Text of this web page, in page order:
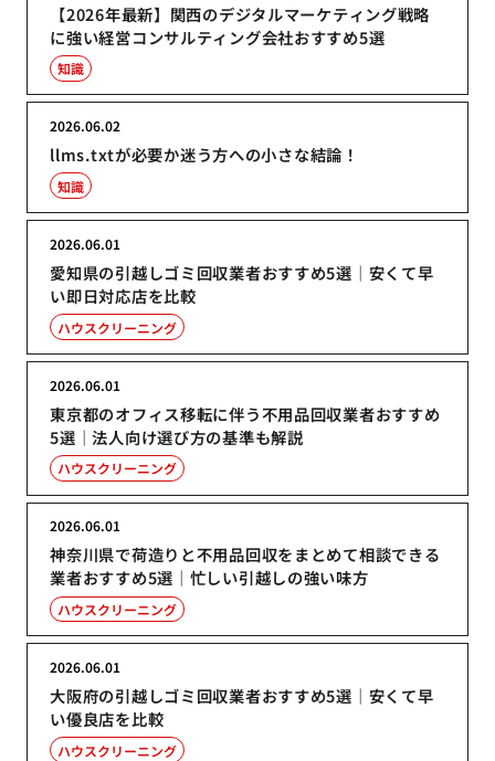
【2026年最新】関西のデジタルマーケティング戦略
に強い経営コンサルティング会社おすすめ5選
知識
llms.txtが必要か迷う方への小さな結論！
2026.06.02
知識
愛知県の引越しゴミ回収業者おすすめ5選｜安くて早
い即日対応店を比較
2026.06.01
ハウスクリーニング
東京都のオフィス移転に伴う不用品回収業者おすすめ
5選｜法人向け選び方の基準も解説
2026.06.01
ハウスクリーニング
神奈川県で荷造りと不用品回収をまとめて相談できる
業者おすすめ5選｜忙しい引越しの強い味方
2026.06.01
ハウスクリーニング
大阪府の引越しゴミ回収業者おすすめ5選｜安くて早
い優良店を比較
2026.06.01
ハウスクリーニング